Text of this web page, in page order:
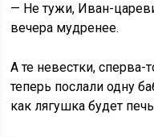
— Не тужи, Иван-
вечера мудренее.
А те невестки, сперва-
теперь послали одну
как лягушка будет